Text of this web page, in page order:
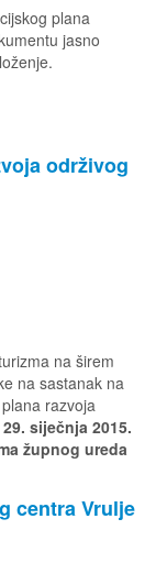
plana
jasno
održivog
na širem
na sastanak na
razvoja
siječnja 2015.
župnog ureda
centra Vrulje